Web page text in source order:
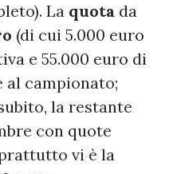
La quota da
(di cui 5.000 euro
e 55.000 euro di
al campionato;
la restante
con quote
vi è la